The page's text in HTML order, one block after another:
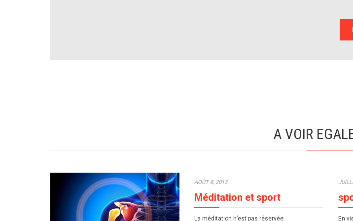
A VOIR
AOÛT 8, 2013
Méditation et sport
La méditation n’est pas réservée En